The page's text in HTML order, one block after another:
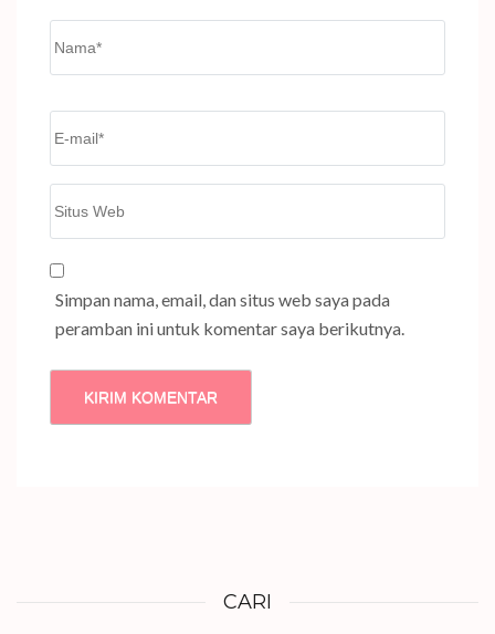
Simpan nama, email, dan situs web saya pada
peramban ini untuk komentar saya berikutnya.
CARI